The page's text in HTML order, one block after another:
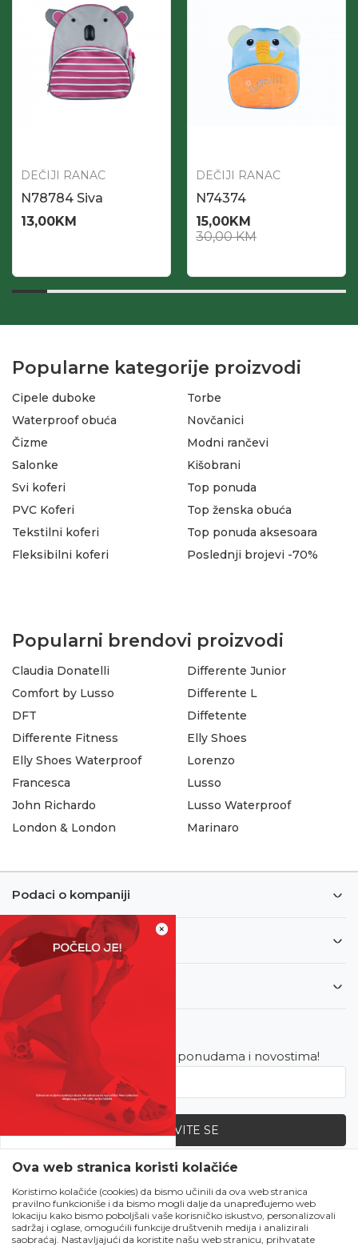
×
SVE UPOLA CIJENE!
Čekanju je kraj!
Počela je omiljena
ljetna akcija u Obući
Metro!
DEČIJI RANAC
N78784 Siva
13,00KM
DEČIJI RANAC
N74374
15,00KM
30,00KM
Popularne kategorije proizvodi
Cipele duboke
Waterproof obuća
Čizme
Salonke
Torbe
Novčanici
Modni rančevi
Kišobrani
Svi koferi
PVC Koferi
Tekstilni koferi
Fleksibilni koferi
Top ponuda
Top ženska obuća
Top ponuda aksesoara
Poslednji brojevi -70%
Popularni brendovi proizvodi
Claudia Donatelli
Comfort by Lusso
DFT
Differente Fitness
Differente Junior
Differente L
Diffetente
Elly Shoes
Elly Shoes Waterproof
Francesca
John Richardo
London & London
Lorenzo
Lusso
Lusso Waterproof
Marinaro
Podaci o kompaniji
Informacije
Korisnički servis
Newsletter
Budite u toku sa najnovijim ponudama i novostima!
PRIJAVITE SE
Zapratite nas
Ova web stranica koristi kolačiće
Koristimo kolačiće (cookies) da bismo učinili da ova web stranica
pravilno funkcioniše i da bismo mogli dalje da unapređujemo web
lokaciju kako bismo poboljšali vaše korisničko iskustvo, personalizovali
sadržaj i oglase, omogućili funkcije društvenih medija i analizirali
saobraćaj. Nastavljajući da koristite našu web stranicu, prihvatate